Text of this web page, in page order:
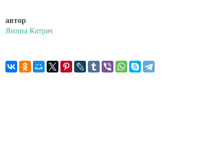
автор
Янина Катрач